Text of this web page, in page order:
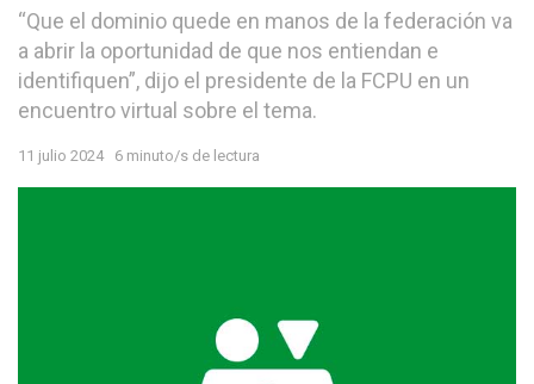
“Que el dominio quede en manos de la federación va
a abrir la oportunidad de que nos entiendan e
identifiquen”, dijo el presidente de la FCPU en un
encuentro virtual sobre el tema.
11 julio 2024 6 minuto/s de lectura